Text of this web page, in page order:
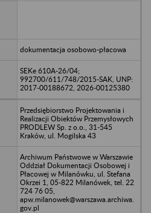
dokumentacja osobowo-płacowa
SEKe 610A-26/04;
992700/611/748/2015-SAK, UNP:
2017-00188672, 2026-00125380
Przedsiębiorstwo Projektowania i
Realizacji Obiektów Przemysłowych
PRODLEW Sp. z o.o., 31-545
Kraków, ul. Mogilska 43
Archiwum Państwowe w Warszawie
Oddział Dokumentacji Osobowej i
Płacowej w Milanówku, ul. Stefana
Okrzei 1, 05-822 Milanówek, tel. 22
724 76 05,
apw.milanowek@warszawa.archiwa.
gov.pl